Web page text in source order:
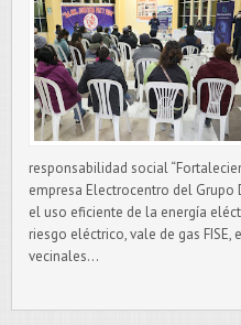
responsabilidad social
empresa Electrocentro del
el uso eficiente de la energía
riesgo eléctrico, vale de gas
vecinales...